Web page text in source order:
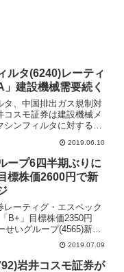
ルタ(6240)レーティ
」建設機械需要続く
タ、中国排出ガス規制対
コスモ証券は建設機械メ
ンフィルタに対する需
国の排出ガス(Tier4)に対
収益が見込まれ、建設機
続...
2019.06.10
ープ6四半期ぶりに
標株価2600円で新
レーティグ・エスペック
B+」目標株価2350円
いグループ(4565)新規
2600円・WDBホールデ
新規「B+」目標株価3100
券で株式...
2019.07.09
岩井コスモ証券が